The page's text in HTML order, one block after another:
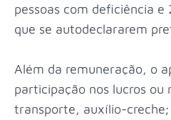
pessoas com deficiência
que se autodeclararem
Além da remuneração, o
participação nos lucros ou
transporte, auxílio-creche;